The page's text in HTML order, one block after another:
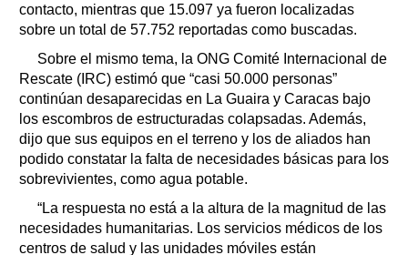
contacto, mientras que 15.097 ya fueron localizadas
sobre un total de 57.752 reportadas como buscadas.
Sobre el mismo tema, la ONG Comité Internacional de
Rescate (IRC) estimó que “casi 50.000 personas”
continúan desaparecidas en La Guaira y Caracas bajo
los escombros de estructuradas colapsadas. Además,
dijo que sus equipos en el terreno y los de aliados han
podido constatar la falta de necesidades básicas para los
sobrevivientes, como agua potable.
“La respuesta no está a la altura de la magnitud de las
necesidades humanitarias. Los servicios médicos de los
centros de salud y las unidades móviles están